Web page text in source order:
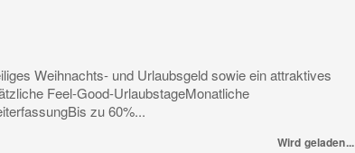
Weihnachts- und Urlaubsgeld sowie ein attraktives
Feel-Good-UrlaubstageMonatliche
zu 60%...
Wird geladen...